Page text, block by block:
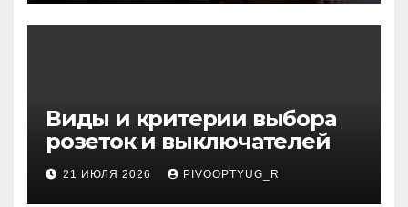
Виды и критерии выбора
розеток и выключателей
21 ИЮЛЯ 2026 PIVOOPTYUG_R